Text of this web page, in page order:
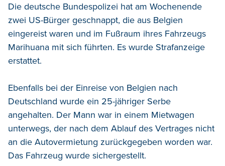
Die deutsche Bundespolizei hat am Wochenende
zwei US-Bürger geschnappt, die aus Belgien
eingereist waren und im Fußraum ihres Fahrzeugs
Marihuana mit sich führten. Es wurde Strafanzeige
erstattet.
Ebenfalls bei der Einreise von Belgien nach
Deutschland wurde ein 25-jähriger Serbe
angehalten. Der Mann war in einem Mietwagen
unterwegs, der nach dem Ablauf des Vertrages nicht
an die Autovermietung zurückgegeben worden war.
Das Fahrzeug wurde sichergestellt.